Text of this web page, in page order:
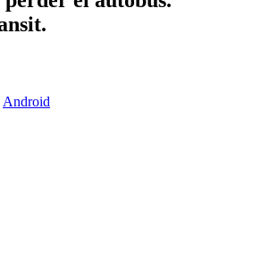
Android